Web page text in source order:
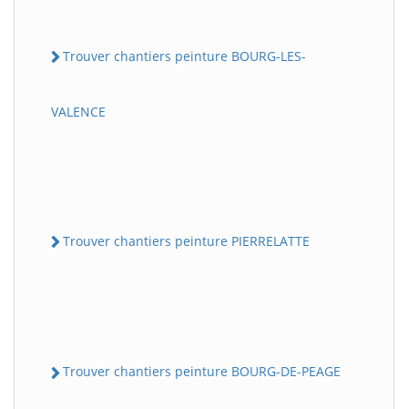
Trouver chantiers peinture BOURG-LES-
VALENCE
Trouver chantiers peinture PIERRELATTE
Trouver chantiers peinture BOURG-DE-PEAGE